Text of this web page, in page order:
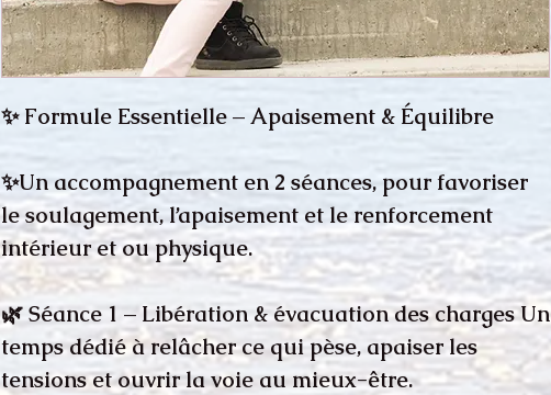
✨ Formule Essentielle – Apaisement & Équilibre
✨Un accompagnement en 2 séances, pour favoriser
le soulagement, l’apaisement et le renforcement
intérieur et ou physique.
🌿 Séance 1 – Libération & évacuation des charges Un
temps dédié à relâcher ce qui pèse, apaiser les
tensions et ouvrir la voie au mieux-être.